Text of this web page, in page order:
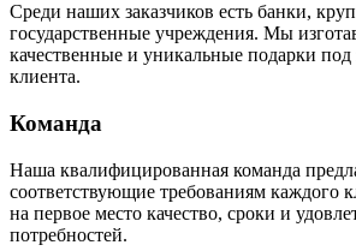
Среди наших заказчиков есть банки,
государственные учреждения. Мы
качественные и уникальные подарки под
клиента.
Команда
Наша квалифицированная команда
соответствующие требованиям каждого
на первое место качество, сроки и
потребностей.